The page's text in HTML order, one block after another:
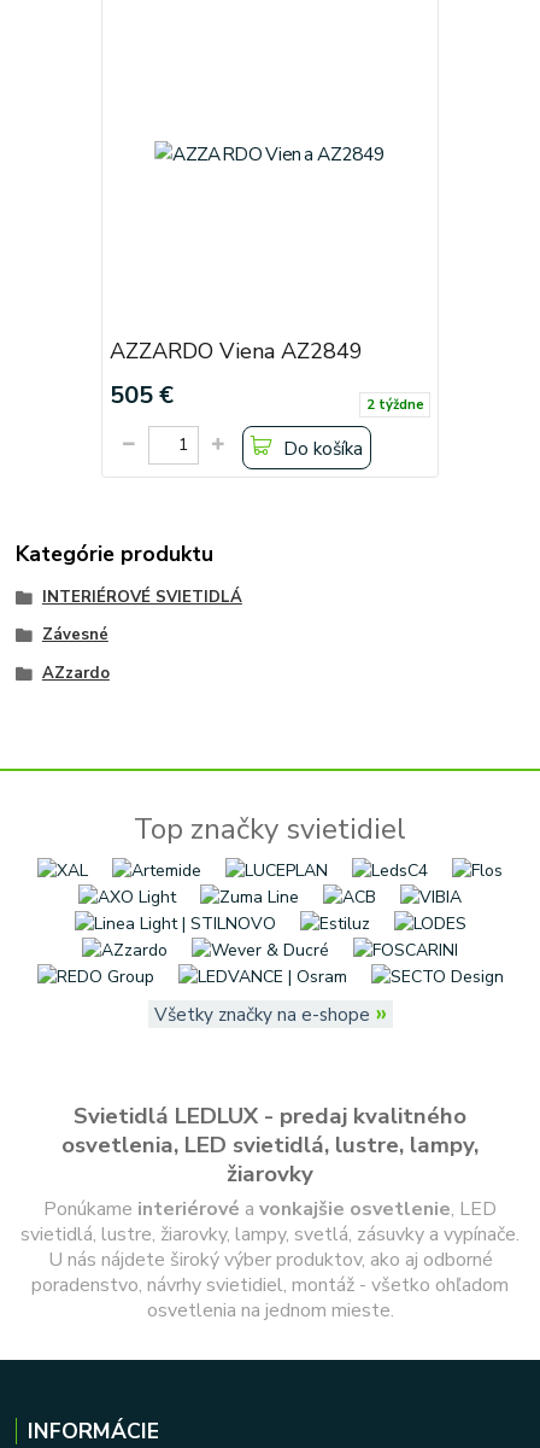
AZZARDO Viena AZ2849
505 € 2 týždne
Do košíka
Kategórie produktu
INTERIÉROVÉ SVIETIDLÁ
Závesné
AZzardo
Top značky svietidiel
Všetky značky na e-shope »
Svietidlá LEDLUX - predaj kvalitného
osvetlenia, LED svietidlá, lustre, lampy,
žiarovky
Ponúkame interiérové a vonkajšie osvetlenie, LED
svietidlá, lustre, žiarovky, lampy, svetlá, zásuvky a vypínače.
U nás nájdete široký výber produktov, ako aj odborné
poradenstvo, návrhy svietidiel, montáž - všetko ohľadom
osvetlenia na jednom mieste.
INFORMÁCIE